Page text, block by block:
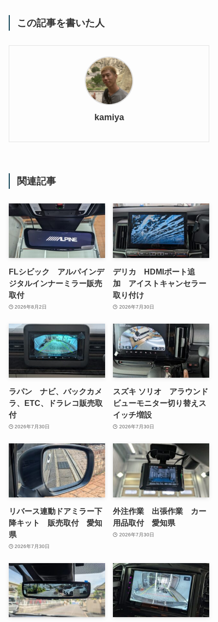
この記事を書いた人
kamiya
関連記事
FLシビック アルパインデ
ジタルインナーミラー販売
取付
2026年8月2日
デリカ HDMIポート追
加 アイストキャンセラー
取り付け
2026年7月30日
ラパン ナビ、バックカメ
ラ、ETC、ドラレコ販売取
付
2026年7月30日
スズキ ソリオ アラウンド
ビューモニター切り替えス
イッチ増設
2026年7月30日
リバース連動ドアミラー下
降キット 販売取付 愛知
県
2026年7月30日
外注作業 出張作業 カー
用品取付 愛知県
2026年7月30日